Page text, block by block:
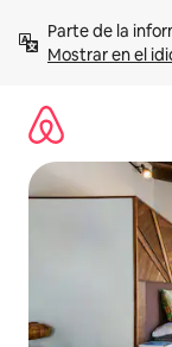
contenidoMostrar en el